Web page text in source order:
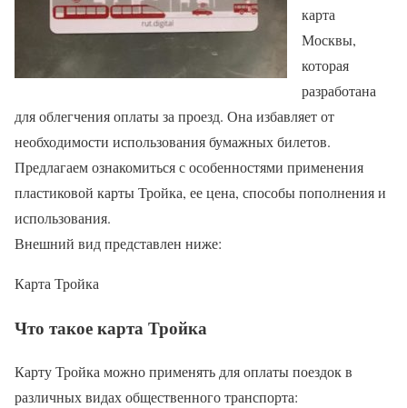
карта
Москвы,
которая
разработана
для облегчения оплаты за проезд. Она избавляет от
необходимости использования бумажных билетов.
Предлагаем ознакомиться с особенностями применения
пластиковой карты Тройка, ее цена, способы пополнения и
использования.
Внешний вид представлен ниже:
Карта Тройка
Что такое карта Тройка
Карту Тройка можно применять для оплаты поездок в
различных видах общественного транспорта: